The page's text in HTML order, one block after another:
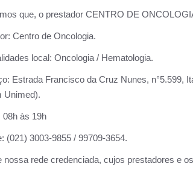
que, o prestador CENTRO DE
Centro de Oncologia.
local: Oncologia / Hematologia.
Estrada Francisco da Cruz Nunes, n°5.599,
Unimed).
08h às 19h
(021) 3003-9855 / 99709-3654.
nossa rede credenciada, cujos prestadores e